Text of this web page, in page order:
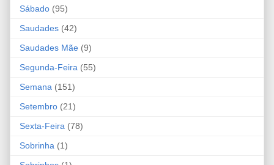
Sábado (95)
Saudades (42)
Saudades Mãe (9)
Segunda-Feira (55)
Semana (151)
Setembro (21)
Sexta-Feira (78)
Sobrinha (1)